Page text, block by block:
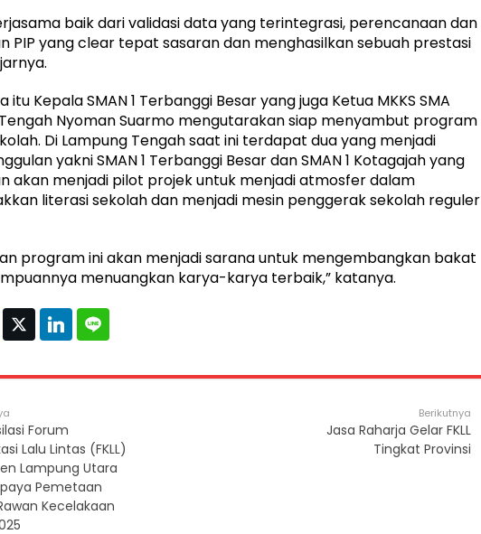
baik dari validasi data yang terintegrasi, perencanaan dan
PIP yang clear tepat sasaran dan menghasilkan sebuah prestasi
itu Kepala SMAN 1 Terbanggi Besar yang juga Ketua MKKS SMA
Nyoman Suarmo mengutarakan siap menyambut program
Di Lampung Tengah saat ini terdapat dua yang menjadi
yakni SMAN 1 Terbanggi Besar dan SMAN 1 Kotagajah yang
akan menjadi pilot projek untuk menjadi atmosfer dalam
literasi sekolah dan menjadi mesin penggerak sekolah reguler
program ini akan menjadi sarana untuk mengembangkan bakat
menuangkan karya-karya terbaik,” katanya.
Forum
Lalu Lintas (FKLL)
Lampung Utara
Pemetaan
Kecelakaan
Berikutnya
Jasa Raharja Gelar FKLL
Tingkat Provinsi